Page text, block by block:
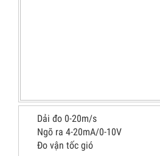
Dải đo 0-20m/s
Ngõ ra 4-20mA/0-10V
Đo vận tốc gió